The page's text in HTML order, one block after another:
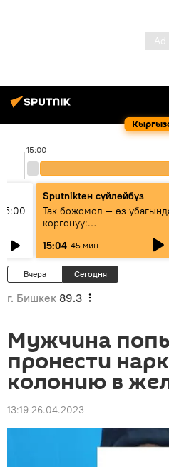
15:00
Sputnikteн сүйлөйбүз
Так божомол — өз
коргонуу:
гидрометеорологиялык
кантип өркүндөтүлүүдө
15:04 45 мин
Вчера Сегодня
г. Бишкек 89.3
Мужчина
пронести
колонию в
13:19 26.04.2023